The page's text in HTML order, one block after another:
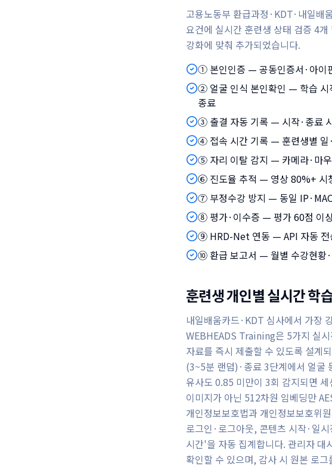
고용노동부 환급과정·KDT·내일배
요건에 실시간 훈련생 상태 검증 4
강화에 맞춰 추가되었습니다.
① 본인인증 — 공동인증서·아이
② 얼굴 인식 본인확인 — 학습 시
종료
③ 출결 자동 기록 — 시작·종료
④ 접속 시간 기록 — 훈련생별 일
⑤ 자리 이탈 감지 — 카메라·마
⑥ 진도율 추적 — 영상 80%+ 시
⑦ 부정수강 방지 — 동일
⑧ 평가·이수증 — 평가 60점 이
⑨ HRD-Net 연동 — API 자동 전
⑩ 환급 보고서 — 월별 수강현황
훈련생 개인별 실시간 학
내일배움카드·KDT 심사에서 가장
WEBHEADS Training은 5가지 실
자료를 즉시 제출할 수 있도록 설계
(3~5분 랜덤)·종료 3단계에서 얼굴
유사도 0.85 미만이 3회 감지되면
이미지가 아닌 512차원 임베딩만
개인정보보호법과 개인정보보호위
로그인·로그아웃, 콘텐츠 시작·일
시간'을 자동 집계합니다. 관리자 대
확인할 수 있으며, 감사 시 원본 로